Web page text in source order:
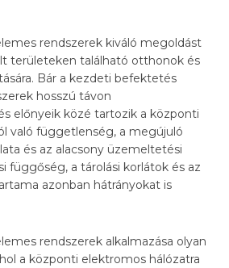
rendszerek kiváló megoldást
területeken található otthonok és
Bár a kezdeti befektetés
hosszú távon
előnyeik közé tartozik a központi
való függetlenség, a megújuló
és az alacsony üzemeltetési
függőség, a tárolási korlátok és az
azonban hátrányokat is
rendszerek alkalmazása olyan
a központi elektromos hálózatra